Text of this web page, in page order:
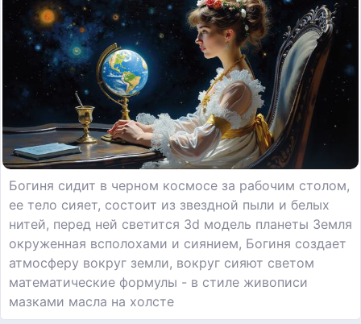
Богиня сидит в черном космосе за рабочим столом,
ее тело сияет, состоит из звездной пыли и белых
нитей, перед ней светится 3d модель планеты Земля
окруженная всполохами и сиянием, Богиня создает
атмосферу вокруг земли, вокруг сияют светом
математические формулы - в стиле живописи
мазками масла на холсте